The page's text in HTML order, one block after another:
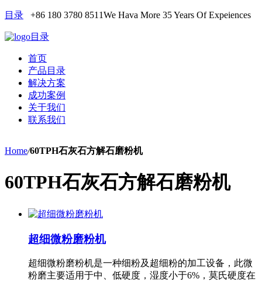
目录 +86 180 3780 8511We Hava More 35 Years Of Expeiences
目录
首页
产品目录
解决方案
成功案例
关于我们
联系我们
Home/60TPH石灰石方解石磨粉机
60TPH石灰石方解石磨粉机
超细微粉磨粉机
超细微粉磨粉机是一种细粉及超细粉的加工设备，此微
粉磨主要适用于中、低硬度，湿度小于6%，莫氏硬度在